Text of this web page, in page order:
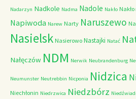
Nadarzyn Nadkole Nadma Nadole Nakło
Napiwoda Narew Narty Naruszewo
Nasielsk Nasierowo Nastajki Natać
Nałęczów NDM Nerwik Neubrandenburg
Neumunster Neutrebbin Nicponia Nidzica
Niechłonin Niedrzwica Niedzbórz